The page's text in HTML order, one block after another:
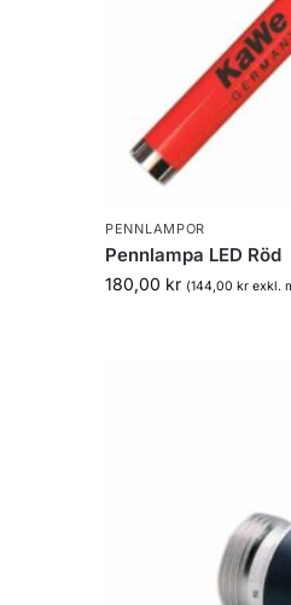
PENNLAMPOR
Pennlampa LED Röd
180,00 kr (144,00 kr exkl.